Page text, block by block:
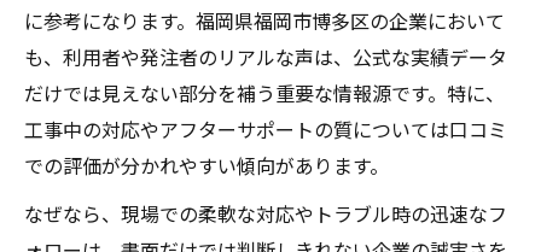
に参考になります。福岡県福岡市博多区の企業において
も、利用者や発注者のリアルな声は、公式な実績データ
だけでは見えない部分を補う重要な情報源です。特に、
工事中の対応やアフターサポートの質については口コミ
での評価が分かれやすい傾向があります。
なぜなら、現場での柔軟な対応やトラブル時の迅速なフ